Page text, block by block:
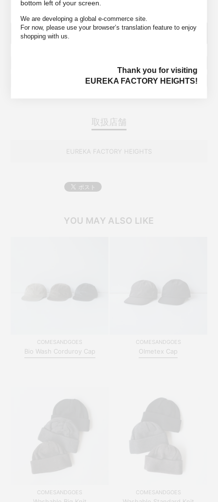
bottom left of your screen.
We are developing a global e-commerce site.
For now, please use your browser’s translation feature to enjoy
shopping with us.
Thank you for visiting
EUREKA FACTORY HEIGHTS!
ウィッシュリストに入れる
取扱店舗
EUREKA FACTORY HEIGHTS
YOU MAY ALSO LIKE
COMESANDGOES
Bio Wash Corduroy Cap
COMESANDGOES
Olmetex Cap
COMESANDGOES COMESANDGOES